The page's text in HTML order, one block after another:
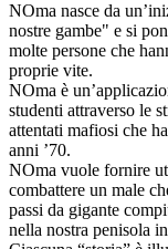
NOma nasce da
nostre gambe" e si
molte persone che
proprie vite.
NOma è
studenti attraverso le
attentati mafiosi che
anni ’70.
NOma vuole fornire
combattere un male
passi da gigante
nella nostra penisola